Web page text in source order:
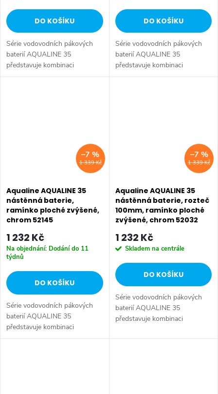
DO KOŠÍKU
Série vodovodních pákových
baterií AQUALINE 35
představuje kombinaci
tradičního jednoduchého
DO KOŠÍKU
Série vodovodních pákových
baterií AQUALINE 35
představuje kombinaci
tradičního jednoduchého
1 339 Kč
–7 %
Aqualine AQUALINE 35
nástěnná baterie,
ramínko ploché zvýšené,
chrom 52145
1 232 Kč
Na objednání: Dodání do 11
týdnů
DO KOŠÍKU
Série vodovodních pákových
baterií AQUALINE 35
představuje kombinaci
tradičního jednoduchého
1 339 Kč
–7 %
Aqualine AQUALINE 35
nástěnná baterie, rozteč
100mm, ramínko ploché
zvýšené, chrom 52032
1 232 Kč
Skladem na centrále
DO KOŠÍKU
Série vodovodních pákových
baterií AQUALINE 35
představuje kombinaci
designu a kvality provedení za